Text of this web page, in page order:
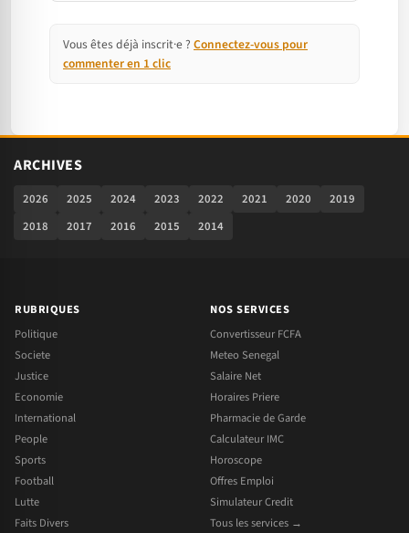
Vous êtes déjà inscrit·e ? Connectez-vous pour
commenter en 1 clic
ARCHIVES
2026 2025 2024 2023 2022 2021 2020
2019
2018
2017 2016 2015 2014
RUBRIQUES
Politique
Societe
Justice
Economie
International
People
Sports
Football
Lutte
Faits Divers
NOS SERVICES
Convertisseur FCFA
Meteo Senegal
Salaire Net
Horaires Priere
Pharmacie de Garde
Calculateur IMC
Horoscope
Offres Emploi
Simulateur Credit
Tous les services →